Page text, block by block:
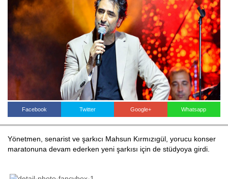
Facebook Twitter Google+ Whatsapp
Yönetmen, senarist ve şarkıcı Mahsun Kırmızıgül, yorucu konser
maratonuna devam ederken yeni şarkısı için de stüdyoya girdi.
VİDEO GALERİ
KÜNYE
İLETİŞİM